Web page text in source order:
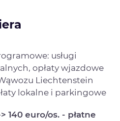
usługi
opłaty wjazdowe
Liechtenstein
lokalne i parkingowe
140 euro/os. - płatne